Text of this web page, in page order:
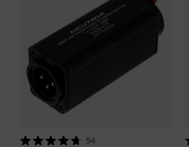
94